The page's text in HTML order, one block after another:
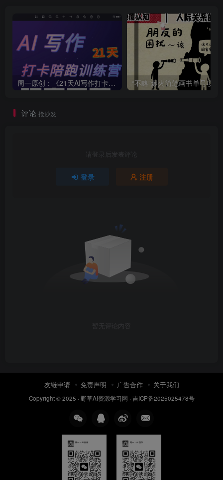
周一原创：《21天AI写作打卡陪跑训练营》全部内容讲解！（网站会员免费学习…）
评论 抢沙发
请登录后发表评论
登录 注册
暂无评论内容
友链申请 免责声明 广告合作 关于我们
Copyright © 2025 · 野草AI资源学习网 · 吉ICP备2025025478号